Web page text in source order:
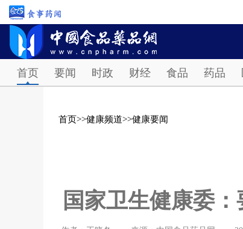
首页 要闻 时政 财经 食品 药品
首页>>健康频道>>健康要闻
国家卫生健康委